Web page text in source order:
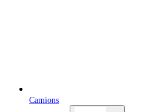
Camions